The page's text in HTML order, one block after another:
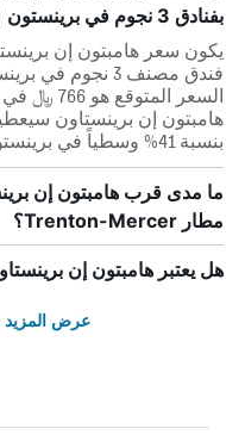
بفنادق 3 نجوم في برينستون (نيو جرسي)؟
يكون سعر هامبتون إن
فندق مصنف 3
السعر
بنسبة 41% وسطياً في برينستون (نيو جرسي).
ما مدى قرب هامبتون إن
مطار Trenton-Mercer؟
هل يعتبر هامبتون إن
عرض المزيد